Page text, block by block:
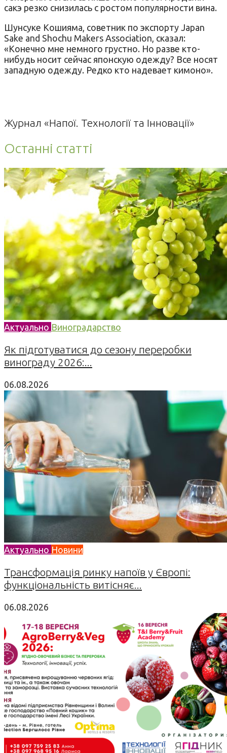
сакэ резко снизилась с ростом популярности вина.
Шунсуке Кошияма, советник по экспорту Japan
Sake and Shochu Makers Association, сказал:
«Конечно мне немного грустно. Но разве кто-
нибудь носит сейчас японскую одежду? Все носят
западную одежду. Редко кто надевает кимоно».
Журнал «Напої. Технології та Інновації»
Останні статті
Актуально Виноградарство
Як підготуватися до сезону переробки
винограду 2026:...
06.08.2026
Актуально Новини
Трансформація ринку напоїв у Європі:
функціональність витісняє...
06.08.2026